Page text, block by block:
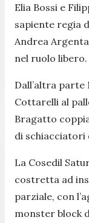
Elia Bossi e
sapiente regia
Andrea
nel ruolo libero.
Dall’altra
Cottarelli al
Bragatto
di schiacciatori
La Cosedil
costretta ad
parziale, con
monster block